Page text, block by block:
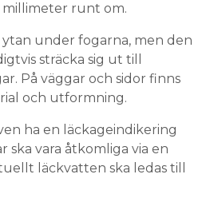
runt om.
under fogarna, men den
sträcka sig ut till
På väggar och sidor finns
och utformning.
ha en läckageindikering
vara åtkomliga via en
läckvatten ska ledas till